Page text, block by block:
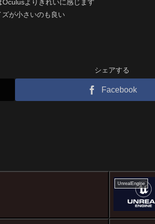
よりきれいに感じます
が小さいのも良い
シェアする
Facebook
UnrealEngine